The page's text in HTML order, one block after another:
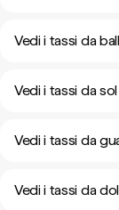
Vedi i tassi da
Vedi i tassi da
Vedi i tassi da
Vedi i tassi da